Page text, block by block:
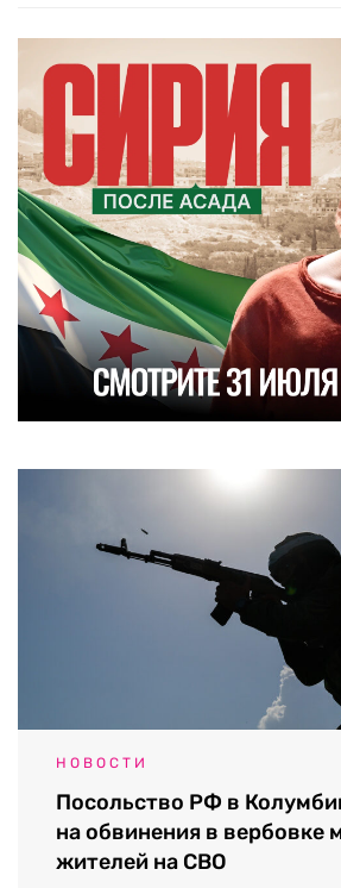
НОВОСТИ
Посольство РФ в
на обвинения в вербовке
жителей на СВО